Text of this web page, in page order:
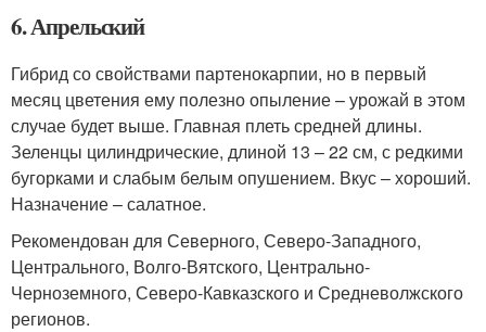
6. Апрельский
Гибрид со свойствами партенокарпии, но в первый
месяц цветения ему полезно опыление – урожай в этом
случае будет выше. Главная плеть средней длины.
Зеленцы цилиндрические, длиной 13 – 22 см, с редкими
бугорками и слабым белым опушением. Вкус – хороший.
Назначение – салатное.
Рекомендован для Северного, Северо-Западного,
Центрального, Волго-Вятского, Центрально-
Черноземного, Северо-Кавказского и Средневолжского
регионов.